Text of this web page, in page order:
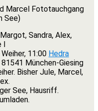
Marcel Fototauchgang
See)
Sandra, Alex,
I
11:00 Hedra
München-Giesing
Bisher Jule, Marcel,
See, Hausriff.